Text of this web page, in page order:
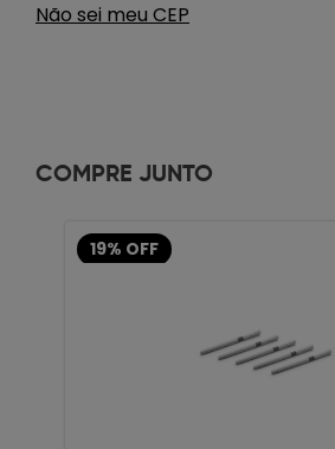
Não sei meu CEP
COMPRE JUNTO
19% OFF